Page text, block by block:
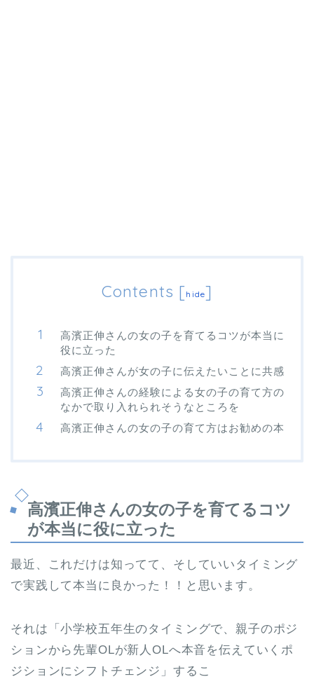
Contents [ hide]
高濱正伸さんの女の子を育てるコツが本当に
役に立った
高濱正伸さんが女の子に伝えたいことに共感
高濱正伸さんの経験による女の子の育て方の
なかで取り入れられそうなところを
高濱正伸さんの女の子の育て方はお勧めの本
高濱正伸さんの女の子を育てるコツ
が本当に役に立った
最近、これだけは知ってて、そしていいタイミング
で実践して本当に良かった！！と思います。
それは「小学校五年生のタイミングで、親子のポジ
ションから先輩OLが新人OLへ本音を伝えていくポ
ジションにシフトチェンジ」するこ